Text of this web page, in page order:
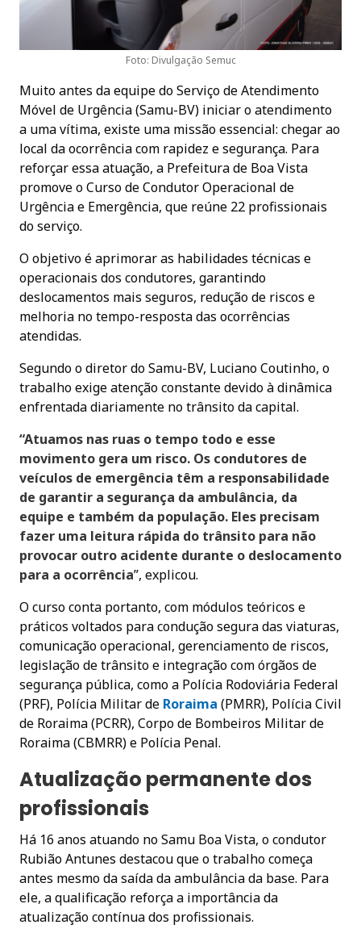
Foto: Divulgação Semuc
Muito antes da equipe do Serviço de Atendimento
Móvel de Urgência (Samu-BV) iniciar o atendimento
a uma vítima, existe uma missão essencial: chegar ao
local da ocorrência com rapidez e segurança. Para
reforçar essa atuação, a Prefeitura de Boa Vista
promove o Curso de Condutor Operacional de
Urgência e Emergência, que reúne 22 profissionais
do serviço.
O objetivo é aprimorar as habilidades técnicas e
operacionais dos condutores, garantindo
deslocamentos mais seguros, redução de riscos e
melhoria no tempo-resposta das ocorrências
atendidas.
Segundo o diretor do Samu-BV, Luciano Coutinho, o
trabalho exige atenção constante devido à dinâmica
enfrentada diariamente no trânsito da capital.
“Atuamos nas ruas o tempo todo e esse
movimento gera um risco. Os condutores de
veículos de emergência têm a responsabilidade
de garantir a segurança da ambulância, da
equipe e também da população. Eles precisam
fazer uma leitura rápida do trânsito para não
provocar outro acidente durante o deslocamento
para a ocorrência”, explicou.
O curso conta portanto, com módulos teóricos e
práticos voltados para condução segura das viaturas,
comunicação operacional, gerenciamento de riscos,
legislação de trânsito e integração com órgãos de
segurança pública, como a Polícia Rodoviária Federal
(PRF), Polícia Militar de Roraima (PMRR), Polícia Civil
de Roraima (PCRR), Corpo de Bombeiros Militar de
Roraima (CBMRR) e Polícia Penal.
Atualização permanente dos
profissionais
Há 16 anos atuando no Samu Boa Vista, o condutor
Rubião Antunes destacou que o trabalho começa
antes mesmo da saída da ambulância da base. Para
ele, a qualificação reforça a importância da
atualização contínua dos profissionais.